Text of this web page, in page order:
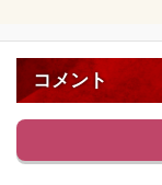
コメント